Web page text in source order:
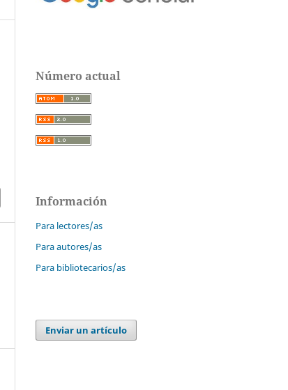
Número actual
Información
Para lectores/as
Para autores/as
Para bibliotecarios/as
Enviar un artículo